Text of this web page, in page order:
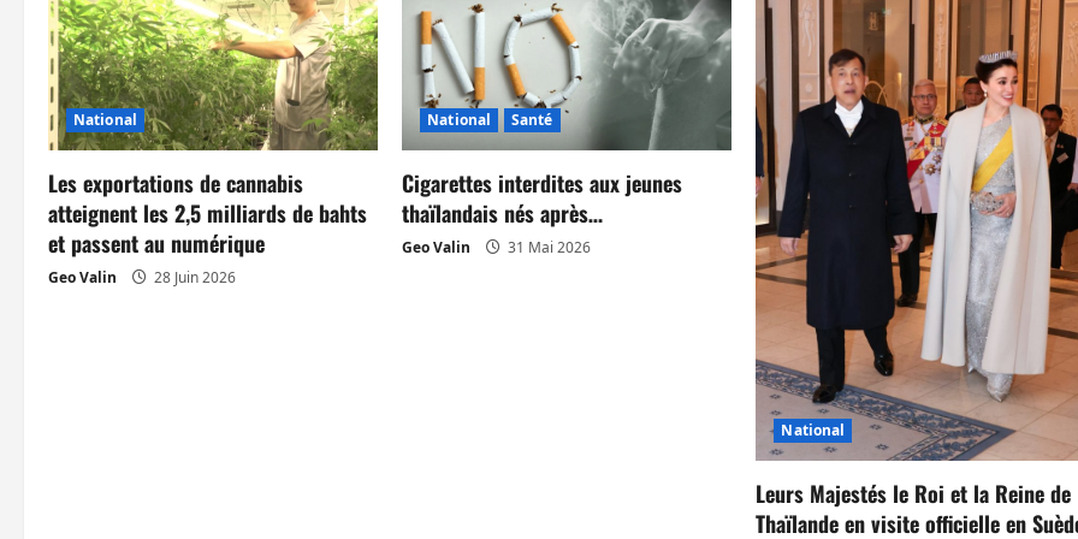
i
o
n
d
’
National
Les exportations de cannabis
atteignent les 2,5 milliards de bahts
et passent au numérique
Geo Valin 28 Juin 2026
National Santé
Cigarettes interdites aux jeunes
thaïlandais nés après…
Geo Valin 31 Mai 2026
National
Leurs Majestés le Roi et la Reine de
Thaïlande en visite officielle en